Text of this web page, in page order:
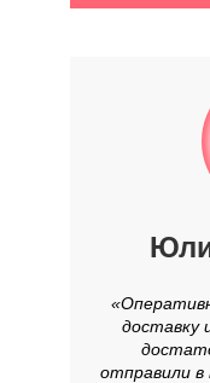
доставку
отправили в